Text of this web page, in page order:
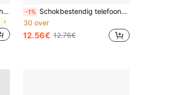
1 stuk Hadaasi Multi-Color Scharnieras Bescherming Luxe Elektrogeplateerd Frame Vouwbare Shell Film Geïntegreerde Flip Cover Transparante Glanzende Harde Achterplaat Ultra-Dunne Veer Ketting Lens Uitsteeksel Volledige Bescherming Niet-Vergelend Telefoonhoesje Compatibel Met Samsung Galaxy Z Flip 7/Z Flip 6 Met Schermfilm/Z Flip 5 Met Schermfilm/Z Flip 4 Zonder Schermfilm/Z Flip 3 Zonder Scherm -1% Schokbestendig telefoonhoesje met glitterpailletten en ringhouder, inclusief lensbescherming, compatibel met Samsung Galaxy Z Flip 7/6/5/4/3. Perfect voor een lentefeest.
30 over
12.56€ 12.76€